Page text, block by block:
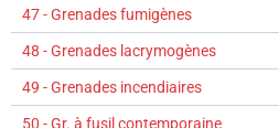
47 - Grenades fumigènes
48 - Grenades lacrymogènes
49 - Grenades incendiaires
50 - Gr. à fusil contemporaine